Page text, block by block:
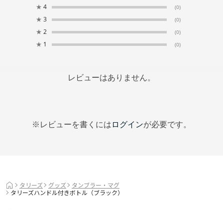
★ 4 (0)
★ 3 (0)
★ 2 (0)
★ 1 (0)
レビューはありません。
※レビューを書くには ログインが必要です。
タリーズ グッズ
タンブラー・マグ
タリーズハンドル付きボトル（ブラック）